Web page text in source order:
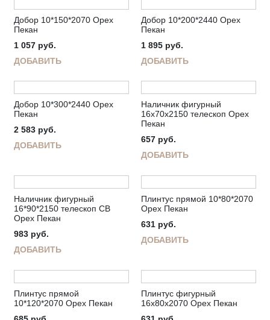
Добор 10*150*2070 Орех
Пекан
1 057 руб.
ДОБАВИТЬ
Добор 10*200*2440 Орех
Пекан
1 895 руб.
ДОБАВИТЬ
Добор 10*300*2440 Орех
Пекан
2 583 руб.
ДОБАВИТЬ
Наличник фигурный
16х70х2150 телескоп Орех
Пекан
657 руб.
ДОБАВИТЬ
Наличник фигурный
16*90*2150 телескоп СВ
Орех Пекан
983 руб.
ДОБАВИТЬ
Плинтус прямой 10*80*2070
Орех Пекан
631 руб.
ДОБАВИТЬ
Плинтус прямой
10*120*2070 Орех Пекан
Плинтус фигурный
16х80х2070 Орех Пекан